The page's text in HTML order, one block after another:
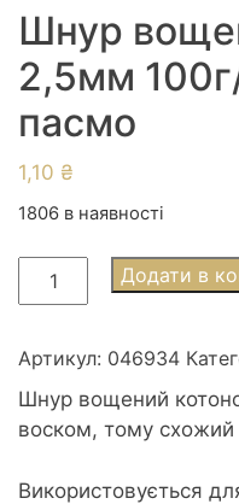
Шнур
2,5мм
пасмо
1,10 ₴
1806 в наявності
Шнур
вощений
2,5мм
100г/57м
графiт
пасмо
Додати в
Артикул: 046934
Шнур вощений
воском, тому схожий
Використовується